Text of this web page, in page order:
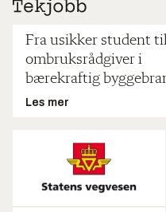
Fra usikker student
ombruksrådgiver i
bærekraftig
Les mer